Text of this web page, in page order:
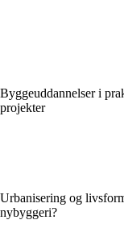
Byggeuddannelser i
projekter
Urbanisering og
nybyggeri?